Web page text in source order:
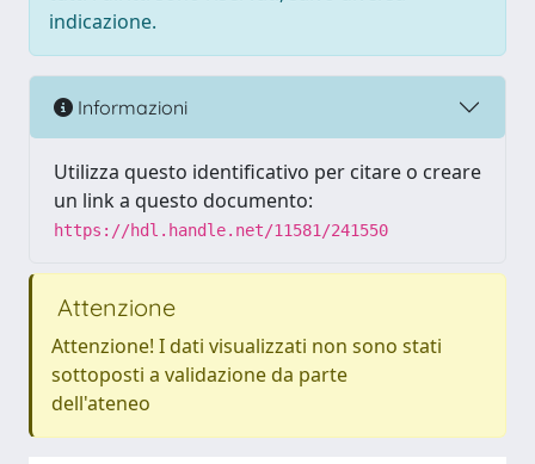
indicazione.
Informazioni
Utilizza questo identificativo per citare o creare
un link a questo documento:
https://hdl.handle.net/11581/241550
Attenzione
Attenzione! I dati visualizzati non sono stati
sottoposti a validazione da parte
dell'ateneo